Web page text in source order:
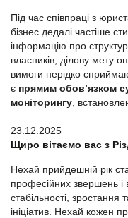
Під час співпраці з
бізнес дедалі частіше
інформацію про
власників, ділову мету
вимоги нерідко
є прямим обов’язком
моніторингу ,
23.12.2025
Щиро вітаємо вас з
Нехай прийдешній рік
професійних звершень і
стабільності, зростання
ініціатив. Нехай кожен